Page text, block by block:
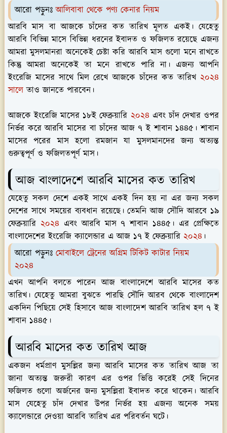
আরো পড়ুনঃআলিবাবা থেকে পণ্য কেনার নিয়ম
আরবি মাস বা আজকে চাঁদের কত তারিখ মূলত একই। যেহেতু
আরবি বিভিন্ন মাসে বিভিন্ন ধরনের ইবাদত ও ফজিলত রয়েছে এজন্য
আমরা মুসলমানরা অনেকেই চেষ্টা করি আরবি মাস গুলো মনে রাখতে
কিন্তু আমরা অনেকেই তা মনে রাখতে পারি না। এজন্য আপনি
ইংরেজি মাসের সাথে মিল রেখে আজকে চাঁদের কত তারিখ ২০২৪
সালেতাও জানতে পারবেন।
আজকে ইংরেজি মাসের ১৮ই ফেব্রুয়ারি ২০২৪ এবং চাঁদ দেখার ওপর
নির্ভর করে আরবি মাসের বা চাঁদের আজ ৭ ই শাবান ১৪৪৫। শাবান
মাসের পরের মাস হলো রমজান যা মুসলমানদের জন্য অত্যন্ত
গুরুত্বপূর্ণ ও ফজিলতপূর্ণ মাস।
আজ বাংলাদেশে আরবি মাসের কত তারিখ
যেহেতু সকল দেশে একই সাথে একই দিন হয় না এর জন্য সকল
দেশের সাথে সময়ের ব্যবধান রয়েছে। তেমনি আজ সৌদি আরবে ১৯
ফেব্রুয়ারি ২০২৪ এবং আরবি মাস ৭ শাবান ১৪৪৫। এর প্রেক্ষিতে
বাংলাদেশের ইংরেজি ক্যালেন্ডার এ আজ ১৭ ই ফেব্রুয়ারি ২০২৪ ।
আরো পড়ুনঃ মোবাইলে ট্রেনের অগ্রিম টিকিট কাটার নিয়ম
২০২৪
এখন আপনি বলতে পারেন আজ বাংলাদেশে আরবি মাসের কত
তারিখ। যেহেতু আমরা বুঝতে পারছি সৌদি আরব থেকে বাংলাদেশ
একদিন পিছিয়ে সেই হিসাবে আজ বাংলাদেশ আরবি তারিখ হল ৭ ই
শাবান ১৪৪৫।
আরবি মাসের কত তারিখ আজ
একজন ধর্মপ্রাণ মুসল্লির জন্য আরবি মাসের কত তারিখ আজ তা
জানা অত্যন্ত জরুরী কারণ এর ওপর ভিত্তি করেই সেই দিনের
ফজিলত গুলো অর্জনের জন্য মুসল্লিরা ইবাদত করে থাকেন। আরবি
মাস যেহেতু চাঁদ দেখার উপর নির্ভর হয় এজন্য অনেক সময়
ক্যালেন্ডারে দেওয়া আরবি তারিখ এর পরিবর্তন ঘটে।